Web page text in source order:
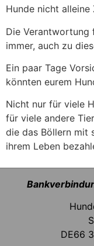
Hunde nicht alleine
Die Verantwortung
immer, auch zu
Ein paar Tage
könnten eurem
Nicht nur für viele
für viele andere
die das Böllern mit
ihrem Leben
DE66